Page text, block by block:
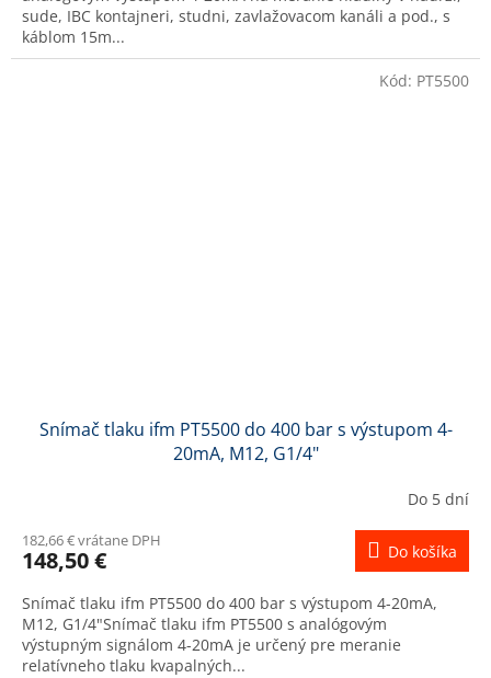
sude, IBC kontajneri, studni, zavlažovacom kanáli a pod., s
káblom 15m...
Snímač tlaku ifm PT5500 do 400 bar s výstupom 4-
20mA, M12, G1/4"
Do 5 dní
182,66 € vrátane DPH
148,50 € Do košíka
Snímač tlaku ifm PT5500 do 400 bar s výstupom 4-20mA,
M12, G1/4"Snímač tlaku ifm PT5500 s analógovým
výstupným signálom 4-20mA je určený pre meranie
relatívneho tlaku kvapalných...
Kód: PT5500